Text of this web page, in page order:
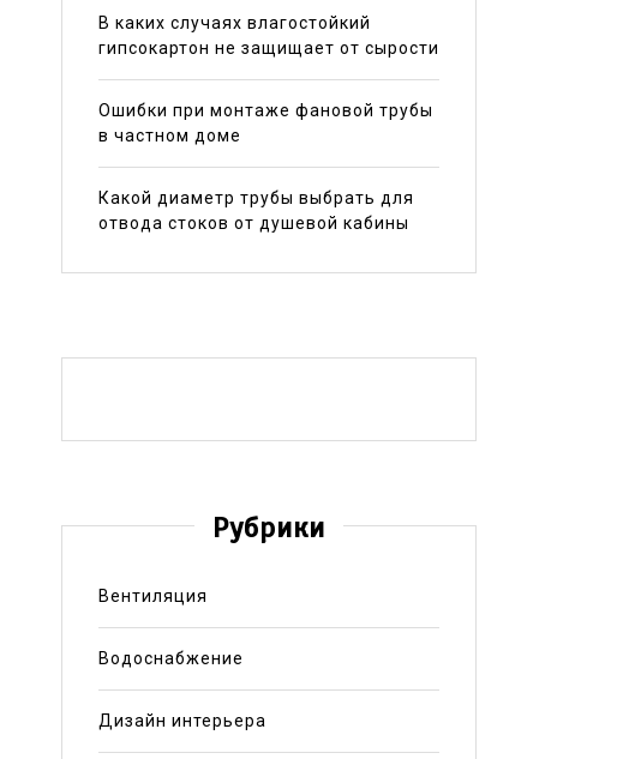
В каких случаях влагостойкий
гипсокартон не защищает от сырости
Ошибки при монтаже фановой трубы
в частном доме
Какой диаметр трубы выбрать для
отвода стоков от душевой кабины
Рубрики
Вентиляция
Водоснабжение
Дизайн интерьера